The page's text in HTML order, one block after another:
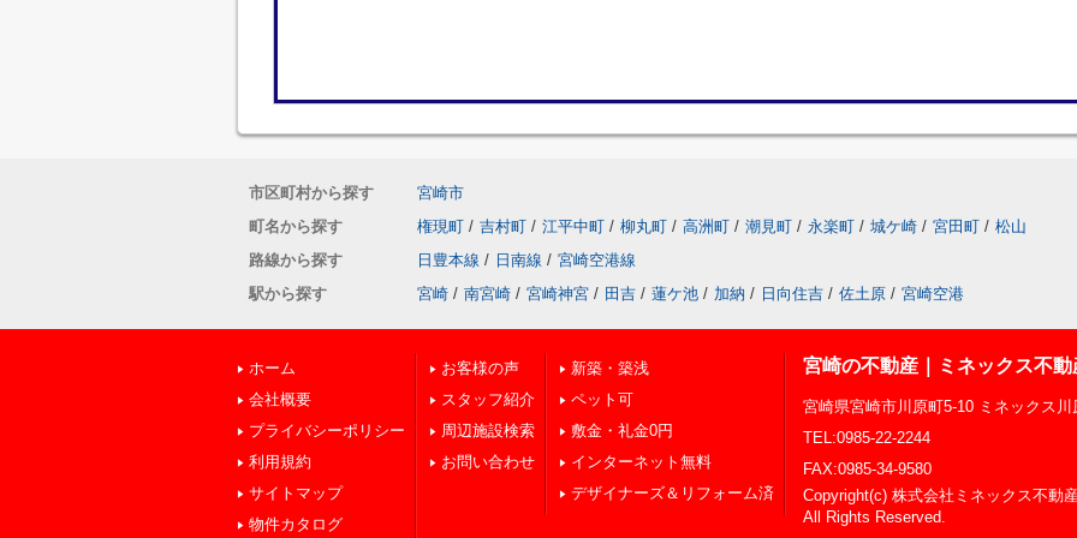
市区町村から探す
宮崎市
町名から探す
権現町 / 吉村町 / 江平中町 / 柳丸町 / 高洲町 / 潮見町 / 永楽町 / 城ケ崎 / 宮田町 / 松山
路線から探す
日豊本線 / 日南線 / 宮崎空港線
駅から探す
宮崎 / 南宮崎 / 宮崎神宮 / 田吉 / 蓮ケ池 / 加納 / 日向住吉 / 佐土原 / 宮崎空港
ホーム
会社概要
プライバシーポリシー
利用規約
サイトマップ
物件カタログ
お客様の声
スタッフ紹介
周辺施設検索
お問い合わせ
新築・築浅
ペット可
敷金・礼金0円
インターネット無料
デザイナーズ＆リフォーム済
宮崎の不動産｜ミネックス不動
宮崎県宮崎市川原町5-10 ミネックス
TEL:0985-22-2244
FAX:0985-34-9580
Copyright(c) 株式会社ミネックス不動
All Rights Reserved.